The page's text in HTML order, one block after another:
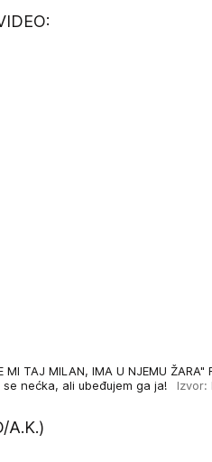
MI TAJ MILAN, IMA U NJEMU
se nećka, ali ubeđujem ga ja! Izvor:
A.K.)